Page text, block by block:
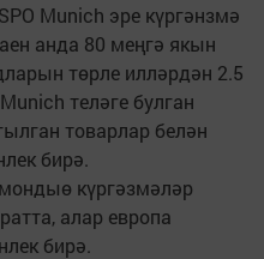
Munich эре күргәнзмә
анда 80 меңгә якын
төрле илләрдән 2.5
теләге булган
товарлар белән
бирә.
күргәзмәләр
алар европа
бирә.